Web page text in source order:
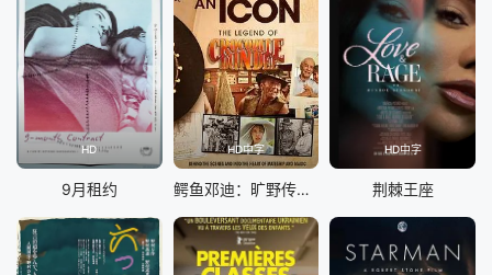
HD
9月租约
HD中字
鳄鱼邓迪：旷野传奇与浪漫之歌
HD中字
荆棘王座